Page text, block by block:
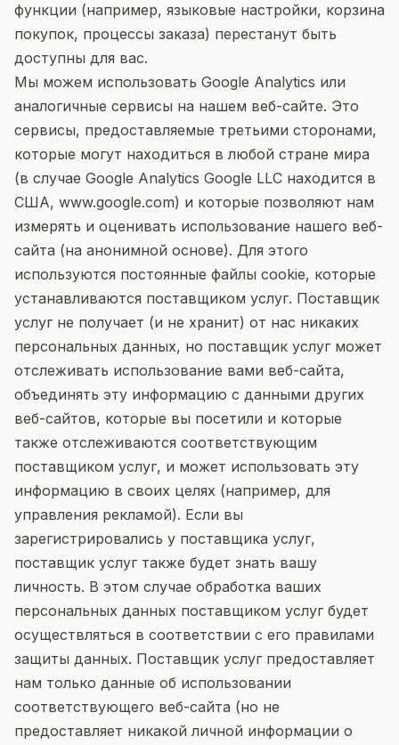
функции (например, языковые настройки, корзина
покупок, процессы заказа) перестанут быть
доступны для вас.
Мы можем использовать Google Analytics или
аналогичные сервисы на нашем веб-сайте. Это
сервисы, предоставляемые третьими сторонами,
которые могут находиться в любой стране мира
(в случае Google Analytics Google LLC находится в
США, www.google.com) и которые позволяют нам
измерять и оценивать использование нашего веб-
сайта (на анонимной основе). Для этого
используются постоянные файлы cookie, которые
устанавливаются поставщиком услуг. Поставщик
услуг не получает (и не хранит) от нас никаких
персональных данных, но поставщик услуг может
отслеживать использование вами веб-сайта,
объединять эту информацию с данными других
веб-сайтов, которые вы посетили и которые
также отслеживаются соответствующим
поставщиком услуг, и может использовать эту
информацию в своих целях (например, для
управления рекламой). Если вы
зарегистрировались у поставщика услуг,
поставщик услуг также будет знать вашу
личность. В этом случае обработка ваших
персональных данных поставщиком услуг будет
осуществляться в соответствии с его правилами
защиты данных. Поставщик услуг предоставляет
нам только данные об использовании
соответствующего веб-сайта (но не
предоставляет никакой личной информации о